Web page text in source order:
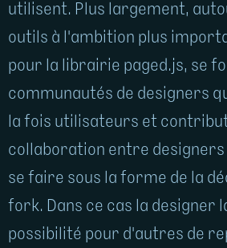
utilisent. Plus largement,
outils à l'ambition plus
pour la librairie paged.js, se
communautés de designers
la fois utilisateurs et
collaboration entre
se faire sous la forme de la
fork. Dans ce cas la designer
possibilité pour d'autres de